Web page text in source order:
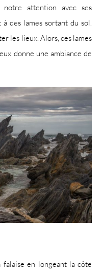
attention avec ses
des lames sortant du sol.
les lieux. Alors, ces lames
donne une ambiance de
en longeant la côte